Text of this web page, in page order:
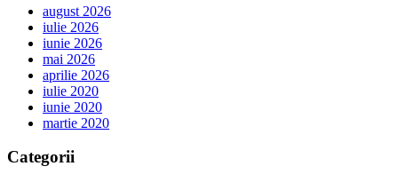
august 2026
iulie 2026
iunie 2026
mai 2026
aprilie 2026
iulie 2020
iunie 2020
martie 2020
Categorii